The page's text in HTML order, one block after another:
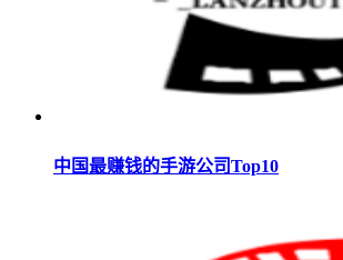
中国最赚钱的手游公司Top10